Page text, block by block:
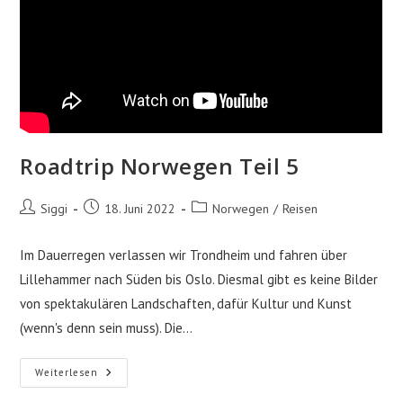
Roadtrip Norwegen Teil 5
Beitrags-
Siggi
Beitrag18. Juni 2022
Beitrags-
Norwegen / Reisen
Im Dauerregen verlassen wir Trondheim und fahren über
Lillehammer nach Süden bis Oslo. Diesmal gibt es keine Bilder
von spektakulären Landschaften, dafür Kultur und Kunst
(wenn's denn sein muss). Die…
Weiterlesen Roadtrip
Norwegen